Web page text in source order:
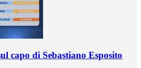
capo di Sebastiano Esposito